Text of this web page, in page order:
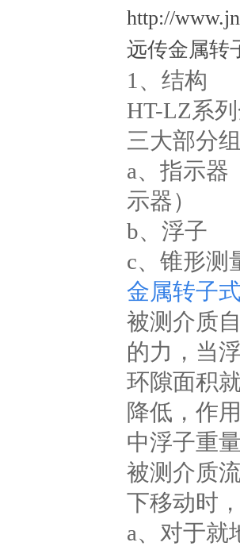
http://
远传金属转
1 、结构
HT-LZ系
三大部分
a、指示器
示器）
b、浮子
c、锥形测
金属转子
被测介质
的力，当
环隙面积
降低，作
中浮子重
被测介质
下移动时
a、对于就